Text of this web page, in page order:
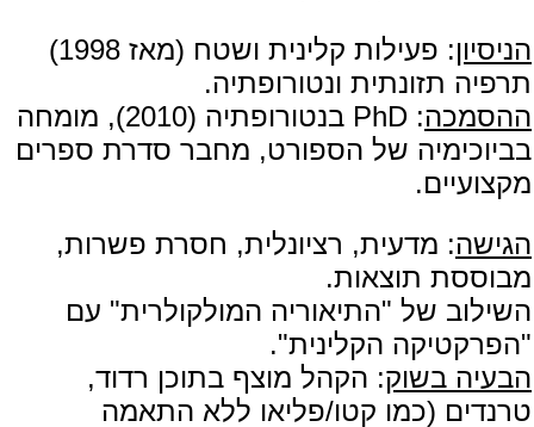
הניסיון
: פעילות קלינית ושטח (מאז 1998)
תרפיה תזונתית ונטורופתיה.
ההסמכה
: PhD בנטורופתיה (2010), מומחה
בביוכימיה של הספורט, מחבר סדרת ספרים
מקצועיים.
הגישה: מדעית, רציונלית, חסרת פשרות,
מבוססת תוצאות.
השילוב של "התיאוריה המולקולרית" עם
"הפרקטיקה הקלינית".
הבעיה בשוק: הקהל מוצף בתוכן רדוד,
טרנדים (כמו קטו/פליאו ללא התאמה